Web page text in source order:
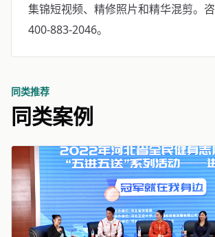
集锦短视频、精修照片和精华混剪。咨
400-883-2046。
同类推荐
同类案例